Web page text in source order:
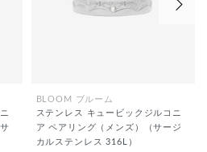
BLOOM ブルーム
ステンレス キュービックジルコニ
ア ペアリング（メンズ）（サージ
カルステンレス 316L）